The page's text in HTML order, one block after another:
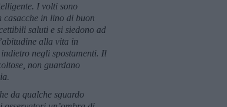
I volti sono
casacche in lino di buon
saluti e si siedono ad
alla vita in
negli spostamenti. Il
non guardano
da qualche sguardo